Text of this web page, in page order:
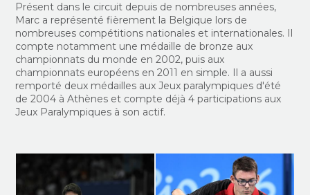
Présent dans le circuit depuis de nombreuses années,
Marc a représenté fièrement la Belgique lors de
nombreuses compétitions nationales et internationales. Il
compte notamment une médaille de bronze aux
championnats du monde en 2002, puis aux
championnats européens en 2011 en simple. Il a aussi
remporté deux médailles auxJeux paralympiques d'été
de 2004 à Athènes et compte déjà 4 participations aux
Jeux Paralympiques à son actif.